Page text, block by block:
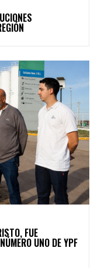
FUE
UNO DE YPF